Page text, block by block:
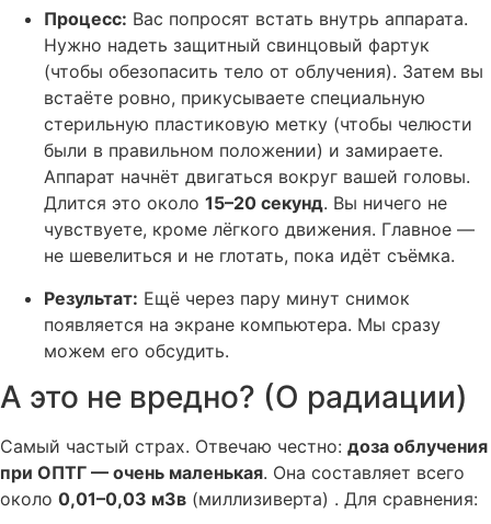
Процесс: Вас попросят встать внутрь аппарата.
Нужно надеть защитный свинцовый фартук
(чтобы обезопасить тело от облучения). Затем вы
встаёте ровно, прикусываете специальную
стерильную пластиковую метку (чтобы челюсти
были в правильном положении) и замираете.
Аппарат начнёт двигаться вокруг вашей головы.
Длится это около 15–20 секунд. Вы ничего не
чувствуете, кроме лёгкого движения. Главное —
не шевелиться и не глотать, пока идёт съёмка.
Результат: Ещё через пару минут снимок
появляется на экране компьютера. Мы сразу
можем его обсудить.
А это не вредно? (О радиации)
Самый частый страх. Отвечаю честно: доза облучения
при ОПТГ — очень маленькая. Она составляет всего
около 0,01–0,03 мЗв (миллизиверта) . Для сравнения: